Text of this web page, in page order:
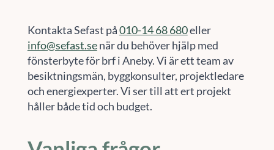
Kontakta Sefast på010-14 68 680eller
info@sefast.senär du behöver hjälp med
fönsterbyte för brf i Aneby. Vi är ett team av
besiktningsmän, byggkonsulter, projektledare
och energiexperter. Vi ser till att ert projekt
håller både tid och budget.